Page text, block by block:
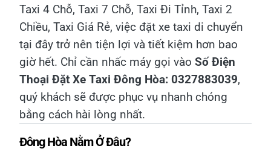
Taxi 4 Chỗ, Taxi 7 Chỗ, Taxi Đi Tỉnh, Taxi 2
Chiều, Taxi Giá Rẻ, việc đặt xe taxi di chuyển
tại đây trở nên tiện lợi và tiết kiệm hơn bao
giờ hết. Chỉ cần nhấc máy gọi vào Số Điện
Thoại Đặt Xe Taxi Đông Hòa: 0327883039,
quý khách sẽ được phục vụ nhanh chóng
bằng cách hài lòng nhất.
Đông Hòa Nằm Ở Đâu?